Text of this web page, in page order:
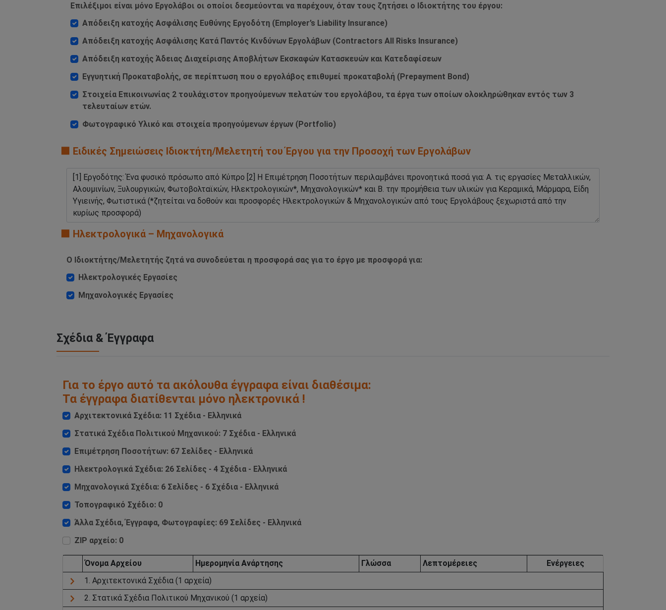
Επιλέξιμοι είναι μόνο Εργολάβοι οι οποίοι δεσμεύονται να παρέχουν, όταν τους ζητήσει ο Ιδιοκτήτης του έργου:
Απόδειξη κατοχής Ασφάλισης Ευθύνης Εργοδότη (Employer’s Liability Insurance)
Απόδειξη κατοχής Ασφάλισης Κατά Παντός Κινδύνων Εργολάβων (Contractors All Risks Insurance)
Απόδειξη κατοχής Άδειας Διαχείρισης Αποβλήτων Εκσκαφών Κατασκευών και Κατεδαφίσεων
Εγγυητική Προκαταβολής, σε περίπτωση που ο εργολάβος επιθυμεί προκαταβολή (Prepayment Bond)
Στοιχεία Επικοινωνίας 2 τουλάχιστον προηγούμενων πελατών του εργολάβου, τα έργα των οποίων ολοκληρώθηκαν εντός των 3
τελευταίων ετών.
Φωτογραφικό Υλικό και στοιχεία προηγούμενων έργων (Portfolio)
🟧 Ειδικές Σημειώσεις Ιδιοκτήτη/Μελετητή του Έργου για την Προσοχή των Εργολάβων
🟧 Ηλεκτρολογικά – Μηχανολογικά
Ο Ιδιοκτήτης/Μελετητής ζητά να συνοδεύεται η προσφορά σας για το έργο με προσφορά για:
Ηλεκτρολογικές Εργασίες
Μηχανολογικές Εργασίες
Σχέδια & Έγγραφα
Για το έργο αυτό τα ακόλουθα έγγραφα είναι διαθέσιμα:
Τα έγγραφα διατίθενται μόνο ηλεκτρονικά !
Αρχιτεκτονικά Σχέδια: 11 Σχέδια - Ελληνικά
Στατικά Σχέδια Πολιτικού Μηχανικού: 7 Σχέδια - Ελληνικά
Επιμέτρηση Ποσοτήτων: 67 Σελίδες - Ελληνικά
Ηλεκτρολογικά Σχέδια: 26 Σελίδες - 4 Σχέδια - Ελληνικά
Μηχανολογικά Σχέδια: 6 Σελίδες - 6 Σχέδια - Ελληνικά
Τοπογραφικό Σχέδιο: 0
Άλλα Σχέδια, Έγγραφα, Φωτογραφίες: 69 Σελίδες - Ελληνικά
ZIP αρχείο: 0
Όνομα Aρχείου Ημερομηνία Aνάρτησης Γλώσσα Λεπτομέρειες
Ενέργειες
1. Αρχιτεκτονικά Σχέδια (1 αρχεία)
2. Στατικά Σχέδια Πολιτικού Μηχανικού (1 αρχεία)